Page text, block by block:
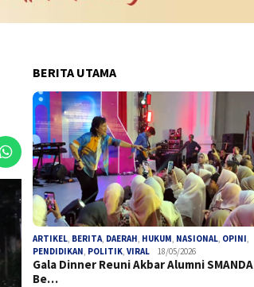
BERITA UTAMA
ARTIKEL BERITA DAERAH HUKUM NASIONAL OPINI
PENDIDIKAN POLITIK ,VIRAL 18/05/2026
Gala Dinner Reuni Akbar Alumni SMANDA
Be…